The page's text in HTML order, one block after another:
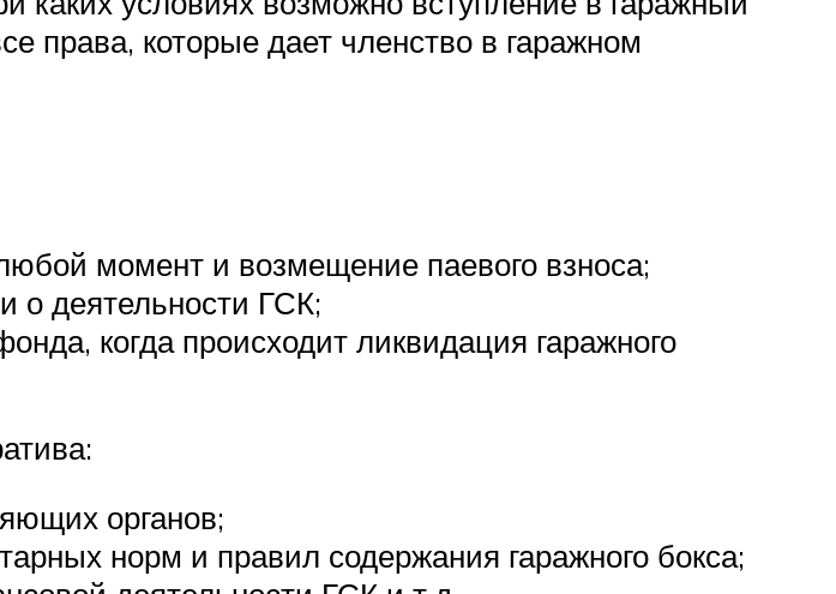
права, которые дает членство в гаражном
момент и возмещение паевого взноса;
о деятельности ГСК;
когда происходит ликвидация гаражного
органов;
норм и правил содержания гаражного бокса;